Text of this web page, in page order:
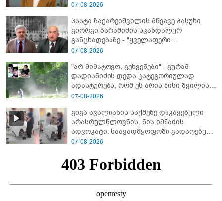
07-08-2026
პაატა ზაქარეიშვილის მწვავე პასუხი
გიორგი ბარამიძის სკანდალურ
განცხადებაზე - "ყველაფერი
დეტალურად ვიცი... კამანში მოკლული
ბარამიძე კი ტყუის"
07-08-2026
"არ მიმატოვო, გეხვეწები" - გუ­რა­მ
დადიანიძის დედა კა­ტე­გო­რი­უ­ლად
ადას­ტუ­რებს, რომ ეს არის მისი შვი­ლის
ხმა
07-08-2026
გიგა ავალიანის საქმეზე დაკავებული
არასრულწლოვნის, ნია იმნაძის
ადვოკატი, საავადმყოფოში გადაღებულ
კადრებს ავრცელებს
07-08-2026